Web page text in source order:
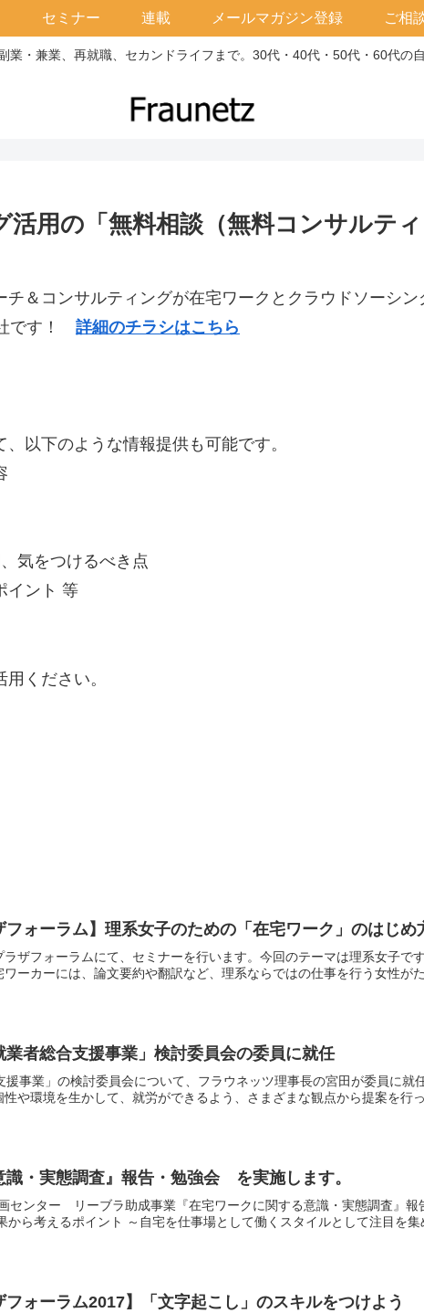
業・兼業、再就職、セカンドライフまで。30代・40代・50代・60代の
セミナー 連載 メールマガジン登録 ご相
用の「無料相談（無料コンサルテ
＆コンサルティングが在宅ワークとクラウドソーシ
です！ 詳細のチラシはこちら
以下のような情報提供も可能です。
気をつけるべき点
イント 等
ください。
フォーラム】理系女子のための「在宅ワーク」のはじめ
ザフォーラムにて、セミナーを行います。今回のテーマは理系女子で
ーカーには、論文要約や翻訳など、理系ならではの仕事を行う女性がた
業者総合支援事業」検討委員会の委員に就任
事業」の検討委員会について、フラウネッツ理事長の宮田が委員に就
や環境を生かして、就労ができるよう、さまざまな観点から提案を行っ
識・実態調査』報告・勉強会 を実施します。
センター リーブラ助成事業『在宅ワークに関する意識・実態調査』報
ら考えるポイント ～自宅を仕事場として働くスタイルとして注目を集
フォーラム2017】「文字起こし」のスキルをつけよう